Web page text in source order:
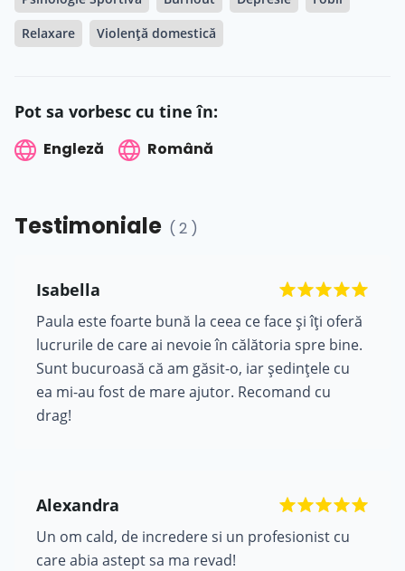
Relaxare
Violență domestică
Pot sa vorbesc cu tine în:
Engleză Română
Testimoniale ( 2 )
Isabella
Paula este foarte bună la ceea ce face și îți oferă
lucrurile de care ai nevoie în călătoria spre bine.
Sunt bucuroasă că am găsit-o, iar ședințele cu
ea mi-au fost de mare ajutor. Recomand cu
drag!
Alexandra
Un om cald, de incredere si un profesionist cu
care abia astept sa ma revad!